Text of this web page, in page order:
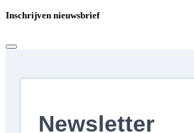
Inschrijven nieuwsbrief